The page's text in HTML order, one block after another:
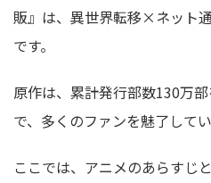
販』は、異世界転移×ネット
です。
原作は、累計発行部数130万
で、多くのファンを魅了してい
ここでは、アニメのあらすじ